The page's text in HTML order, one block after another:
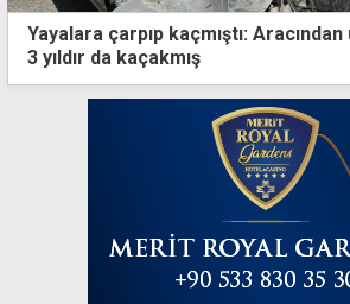
Yayalara çarpıp kaçmıştı:
3 yıldır da kaçakmış